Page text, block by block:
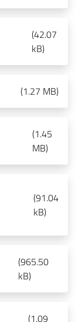
(42.07
kB)
(1.27 MB)
(1.45
MB)
(91.04
kB)
(965.50
kB)
(1.09